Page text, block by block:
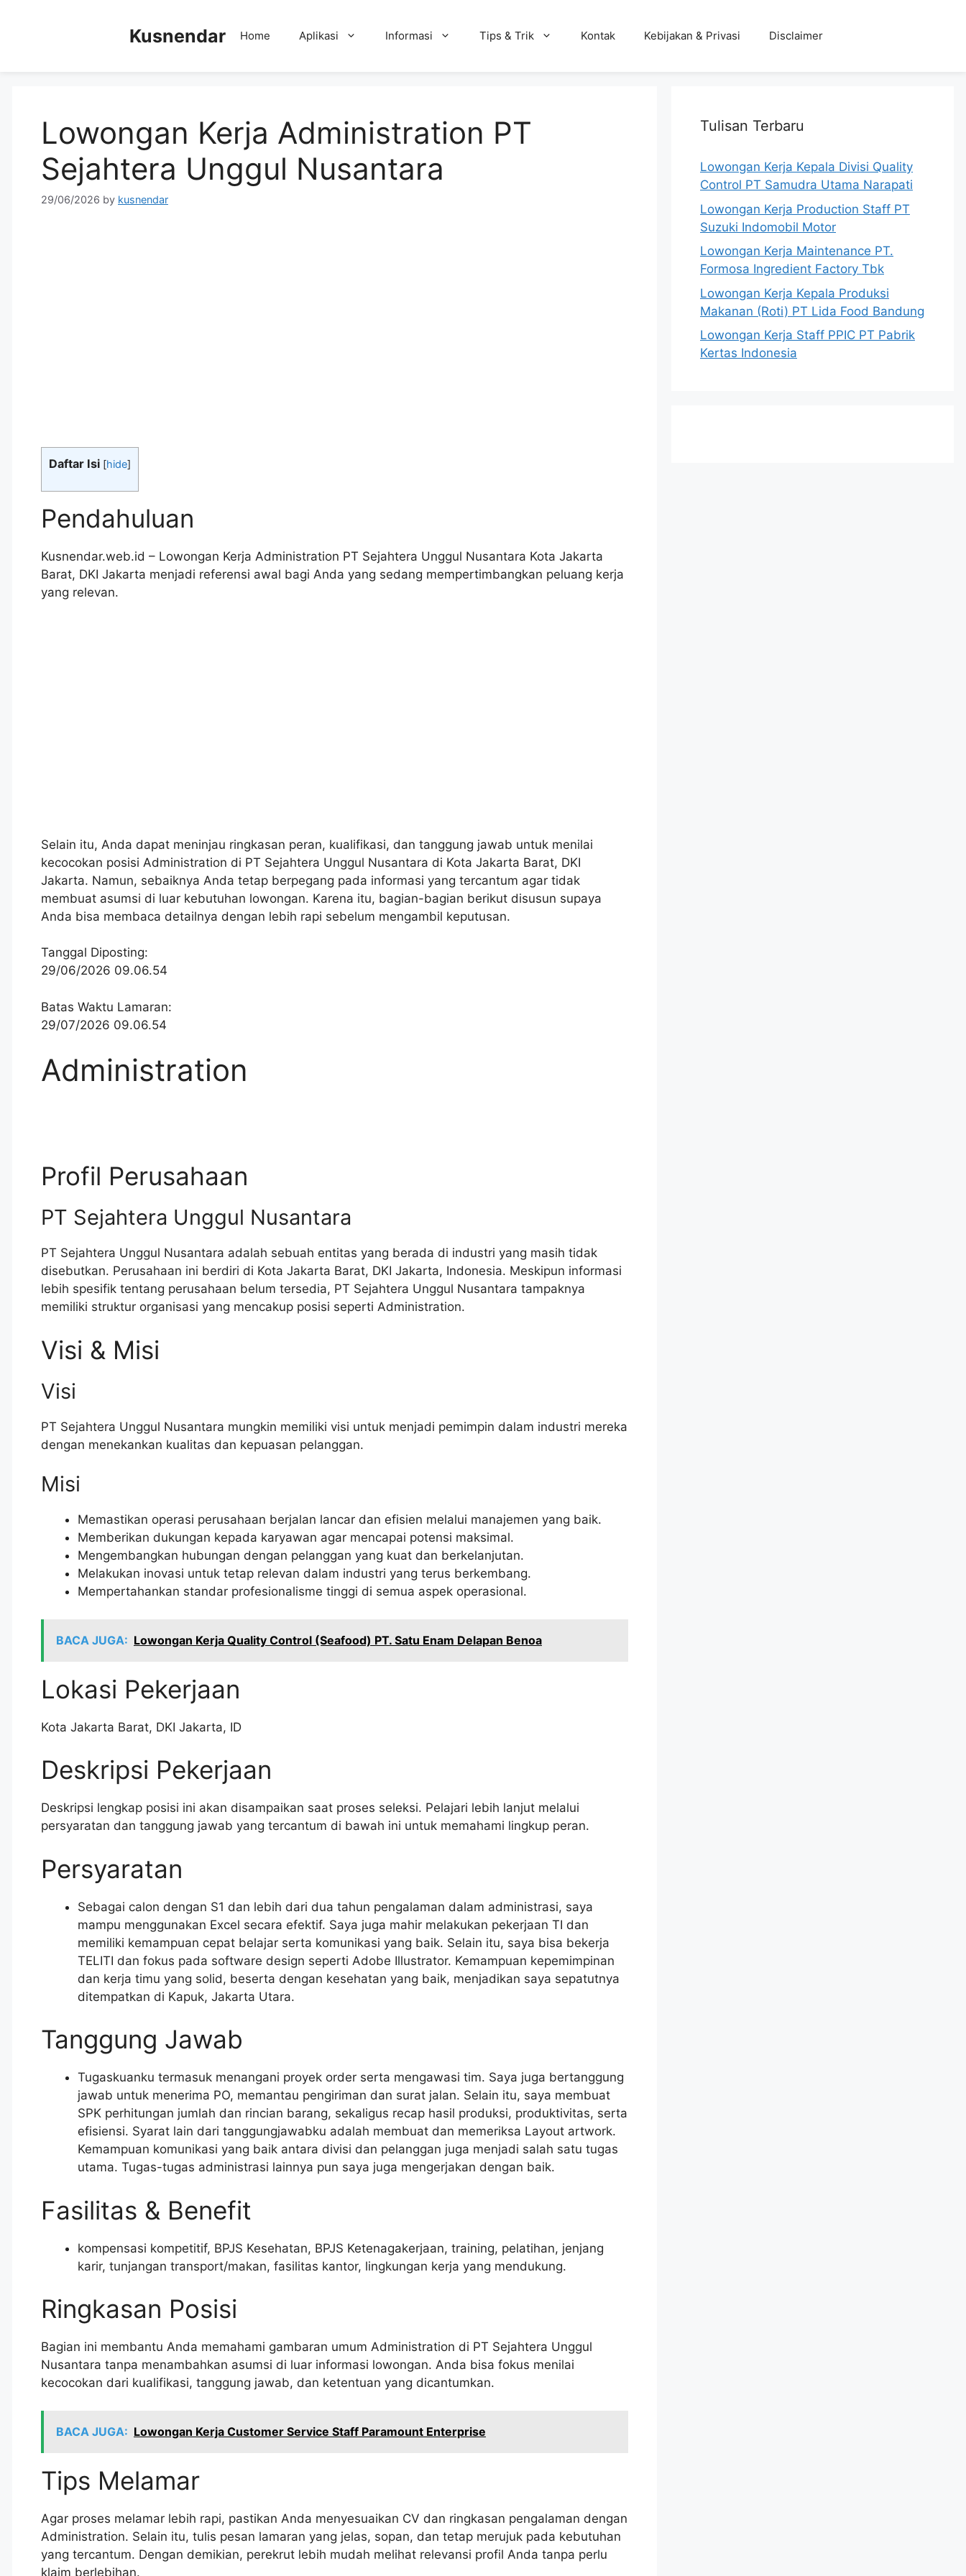
Kusnendar Home Aplikasi Informasi Tips & Trik Kontak Kebijakan & Privasi Disclaimer
Lowongan Kerja Administration PT
Sejahtera Unggul Nusantara
29/06/2026 by kusnendar
Daftar Isi [hide]
Pendahuluan
Kusnendar.web.id – Lowongan Kerja Administration PT Sejahtera Unggul Nusantara Kota Jakarta
Barat, DKI Jakarta menjadi referensi awal bagi Anda yang sedang mempertimbangkan peluang kerja
yang relevan.
Selain itu, Anda dapat meninjau ringkasan peran, kualifikasi, dan tanggung jawab untuk menilai
kecocokan posisi Administration di PT Sejahtera Unggul Nusantara di Kota Jakarta Barat, DKI
Jakarta. Namun, sebaiknya Anda tetap berpegang pada informasi yang tercantum agar tidak
membuat asumsi di luar kebutuhan lowongan. Karena itu, bagian-bagian berikut disusun supaya
Anda bisa membaca detailnya dengan lebih rapi sebelum mengambil keputusan.
Tanggal Diposting:
29/06/2026 09.06.54
Batas Waktu Lamaran:
29/07/2026 09.06.54
Administration
Profil Perusahaan
PT Sejahtera Unggul Nusantara
PT Sejahtera Unggul Nusantara adalah sebuah entitas yang berada di industri yang masih tidak
disebutkan. Perusahaan ini berdiri di Kota Jakarta Barat, DKI Jakarta, Indonesia. Meskipun informasi
lebih spesifik tentang perusahaan belum tersedia, PT Sejahtera Unggul Nusantara tampaknya
memiliki struktur organisasi yang mencakup posisi seperti Administration.
Visi & Misi
Visi
PT Sejahtera Unggul Nusantara mungkin memiliki visi untuk menjadi pemimpin dalam industri mereka
dengan menekankan kualitas dan kepuasan pelanggan.
Misi
Memastikan operasi perusahaan berjalan lancar dan efisien melalui manajemen yang baik.
Memberikan dukungan kepada karyawan agar mencapai potensi maksimal.
Mengembangkan hubungan dengan pelanggan yang kuat dan berkelanjutan.
Melakukan inovasi untuk tetap relevan dalam industri yang terus berkembang.
Mempertahankan standar profesionalisme tinggi di semua aspek operasional.
BACA JUGA: Lowongan Kerja Quality Control (Seafood) PT. Satu Enam Delapan Benoa
Lokasi Pekerjaan
Kota Jakarta Barat, DKI Jakarta, ID
Deskripsi Pekerjaan
Deskripsi lengkap posisi ini akan disampaikan saat proses seleksi. Pelajari lebih lanjut melalui
persyaratan dan tanggung jawab yang tercantum di bawah ini untuk memahami lingkup peran.
Persyaratan
Sebagai calon dengan S1 dan lebih dari dua tahun pengalaman dalam administrasi, saya
mampu menggunakan Excel secara efektif. Saya juga mahir melakukan pekerjaan TI dan
memiliki kemampuan cepat belajar serta komunikasi yang baik. Selain itu, saya bisa bekerja
TELITI dan fokus pada software design seperti Adobe Illustrator. Kemampuan kepemimpinan
dan kerja timu yang solid, beserta dengan kesehatan yang baik, menjadikan saya sepatutnya
ditempatkan di Kapuk, Jakarta Utara.
Tanggung Jawab
Tugaskuanku termasuk menangani proyek order serta mengawasi tim. Saya juga bertanggung
jawab untuk menerima PO, memantau pengiriman dan surat jalan. Selain itu, saya membuat
SPK perhitungan jumlah dan rincian barang, sekaligus recap hasil produksi, produktivitas, serta
efisiensi. Syarat lain dari tanggungjawabku adalah membuat dan memeriksa Layout artwork.
Kemampuan komunikasi yang baik antara divisi dan pelanggan juga menjadi salah satu tugas
utama. Tugas-tugas administrasi lainnya pun saya juga mengerjakan dengan baik.
Fasilitas & Benefit
kompensasi kompetitif, BPJS Kesehatan, BPJS Ketenagakerjaan, training, pelatihan, jenjang
karir, tunjangan transport/makan, fasilitas kantor, lingkungan kerja yang mendukung.
Ringkasan Posisi
Bagian ini membantu Anda memahami gambaran umum Administration di PT Sejahtera Unggul
Nusantara tanpa menambahkan asumsi di luar informasi lowongan. Anda bisa fokus menilai
kecocokan dari kualifikasi, tanggung jawab, dan ketentuan yang dicantumkan.
BACA JUGA: Lowongan Kerja Customer Service Staff Paramount Enterprise
Tips Melamar
Agar proses melamar lebih rapi, pastikan Anda menyesuaikan CV dan ringkasan pengalaman dengan
Administration. Selain itu, tulis pesan lamaran yang jelas, sopan, dan tetap merujuk pada kebutuhan
yang tercantum. Dengan demikian, perekrut lebih mudah melihat relevansi profil Anda tanpa perlu
klaim berlebihan.
Tulisan Terbaru
Lowongan Kerja Kepala Divisi Quality
Control PT Samudra Utama Narapati
Lowongan Kerja Production Staff PT
Suzuki Indomobil Motor
Lowongan Kerja Maintenance PT.
Formosa Ingredient Factory Tbk
Lowongan Kerja Kepala Produksi
Makanan (Roti) PT Lida Food Bandung
Lowongan Kerja Staff PPIC PT Pabrik
Kertas Indonesia